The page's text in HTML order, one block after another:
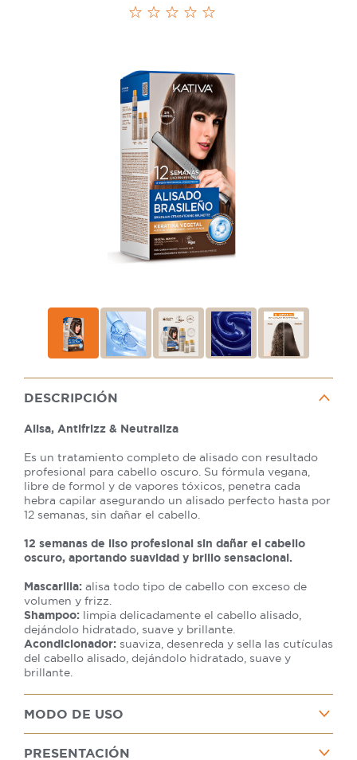
DESCRIPCIÓN
Alisa, Antifrizz & Neutraliza
Es un tratamiento completo de alisado con resultado
profesional para cabello oscuro. Su fórmula vegana,
libre de formol y de vapores tóxicos, penetra cada
hebra capilar asegurando un alisado perfecto hasta por
12 semanas, sin dañar el cabello.
12 semanas de liso profesional sin dañar el cabello
oscuro, aportando suavidad y brillo sensacional.
Mascarilla: alisa todo tipo de cabello con exceso de
volumen y frizz.
Shampoo:limpia delicadamente el cabello alisado,
dejándolo hidratado, suave y brillante.
Acondicionador: suaviza, desenreda y sella las cutículas
del cabello alisado, dejándolo hidratado, suave y
brillante.
MODO DE USO
PRESENTACIÓN